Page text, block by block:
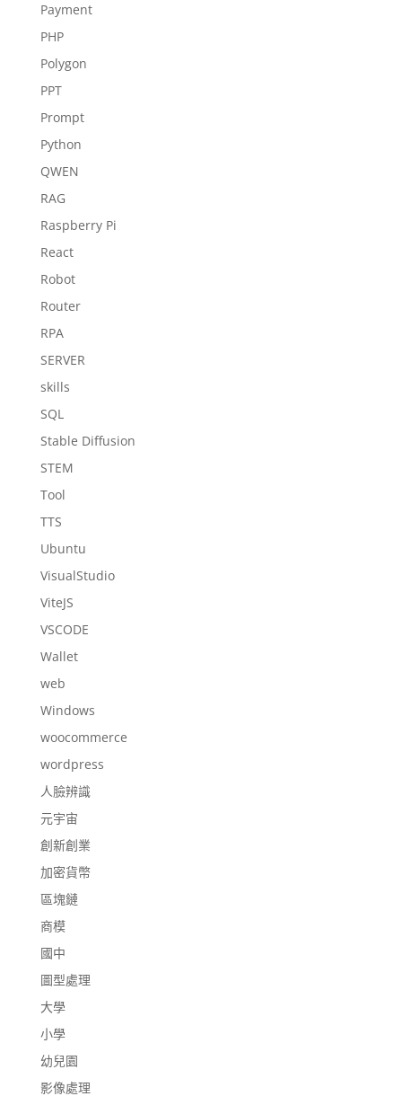
Payment
PHP
Polygon
PPT
Prompt
Python
QWEN
RAG
Raspberry Pi
React
Robot
Router
RPA
SERVER
skills
SQL
Stable Diffusion
STEM
Tool
TTS
Ubuntu
VisualStudio
ViteJS
VSCODE
Wallet
web
Windows
woocommerce
wordpress
人臉辨識
元宇宙
創新創業
加密貨幣
區塊鏈
商模
國中
圖型處理
大學
小學
幼兒園
影像處理